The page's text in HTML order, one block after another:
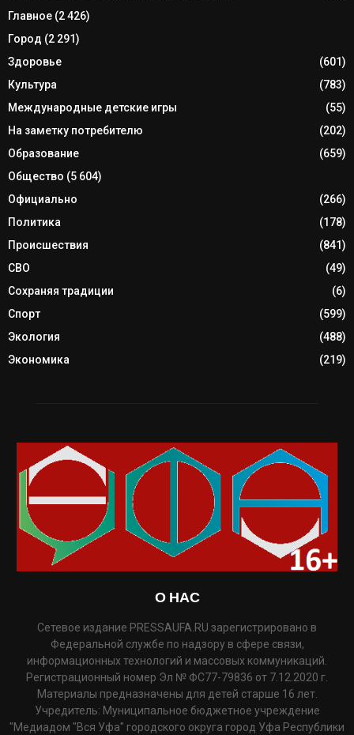
Главное (2 426)
Город (2 291)
Здоровье
(601)
Культура
(783)
Международные детские игры
(55)
На заметку потребителю
(202)
Образование
(659)
Общество (5 604)
Официально
(266)
Политика
(178)
Происшествия
(841)
СВО
(49)
Сохраняя традиции
(6)
Спорт
(599)
Экология
(488)
Экономика
(219)
О НАС
Сетевое издание PRESSAUFA.RU зарегистрировано в
Федеральной службе по надзору в сфере связи,
информационных технологий и массовых коммуникаций.
Регистрационный номер Эл № ФС77-79836 от 7.12.2020 г.
Материалы предназначены для детей старше 16 лет.
Учредитель: Муниципальное бюджетное учреждение
"Медиадом "Вся Уфа" городского округа город Уфа Республики